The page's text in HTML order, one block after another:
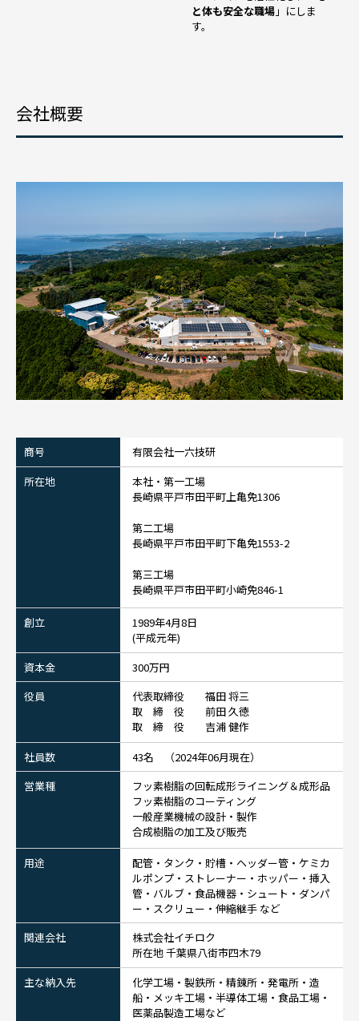
と体も安全な職場 」にしま
す。
会社概要
商号
有限会社一六技研
所在地
本社・第一工場
長崎県平戸市田平町上亀免1306
第二工場
長崎県平戸市田平町下亀免1553-2
第三工場
長崎県平戸市田平町小崎免846-1
創立
1989年4月8日
(平成元年)
資本金
300万円
役員
代表取締役 福田 将三
取 締 役 前田 久徳
取 締 役 吉浦 健作
社員数
43名 （2024年06月現在）
営業種
フッ素樹脂の回転成形ライニング＆成形品
フッ素樹脂のコーティング
一般産業機械の設計・製作
合成樹脂の加工及び販売
用途
配管・タンク・貯槽・ヘッダー管・ケミカ
ルポンプ・ストレーナー・ホッパー・挿入
管・バルブ・食品機器・シュート・ダンパ
ー・スクリュー・伸縮継手 など
関連会社
株式会社イチロク
所在地 千葉県八街市四木79
主な納入先
化学工場・製鉄所・精錬所・発電所・造
船・メッキ工場・半導体工場・食品工場・
医薬品製造工場など